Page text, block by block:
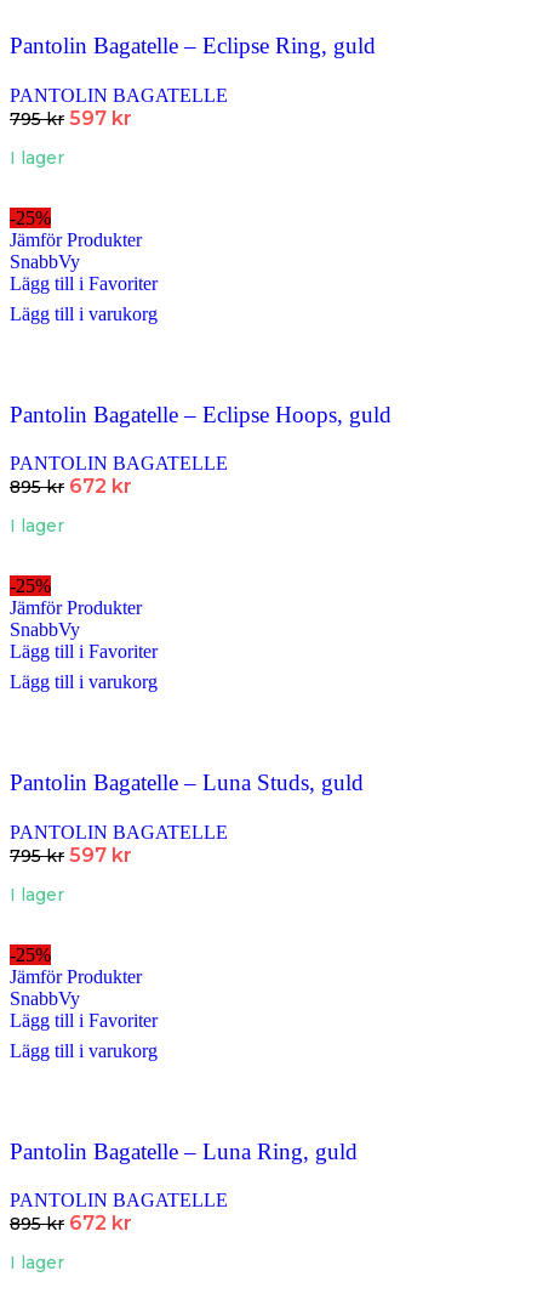
Pantolin Bagatelle – Eclipse Ring, guld
PANTOLIN BAGATELLE
795kr 597 kr
I lager
-25%
Jämför Produkter
SnabbVy
Lägg till i Favoriter
Lägg till i varukorg
Pantolin Bagatelle – Eclipse Hoops, guld
PANTOLIN BAGATELLE
895kr 672 kr
I lager
-25%
Jämför Produkter
SnabbVy
Lägg till i Favoriter
Lägg till i varukorg
Pantolin Bagatelle – Luna Studs, guld
PANTOLIN BAGATELLE
795kr 597 kr
I lager
-25%
Jämför Produkter
SnabbVy
Lägg till i Favoriter
Lägg till i varukorg
Pantolin Bagatelle – Luna Ring, guld
PANTOLIN BAGATELLE
895kr 672 kr
I lager